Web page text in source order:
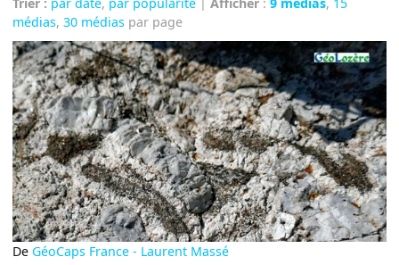
médias,30 médias par page
De GéoCaps France - Laurent Massé